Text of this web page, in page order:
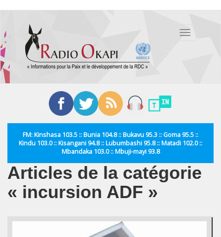
contenu
principal
Toggle
FM: Kinshasa 103.5 :: Bunia 104.8 :: Bukavu 95.3 :: Goma 95.5 ::
Kindu 103.0 :: Kisangani 94.8 :: Lubumbashi 95.8 :: Matadi 102.0 ::
Mbandaka 103.0 :: Mbuji-mayi 93.8
Articles de la catégorie
« incursion ADF »